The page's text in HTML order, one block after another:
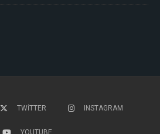
TWITTER INSTAGRAM
YOUTUBE